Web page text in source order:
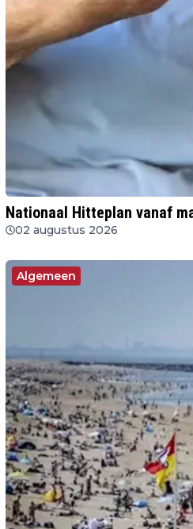
Nationaal Hitteplan vanaf
02 augustus 2026
Algemeen